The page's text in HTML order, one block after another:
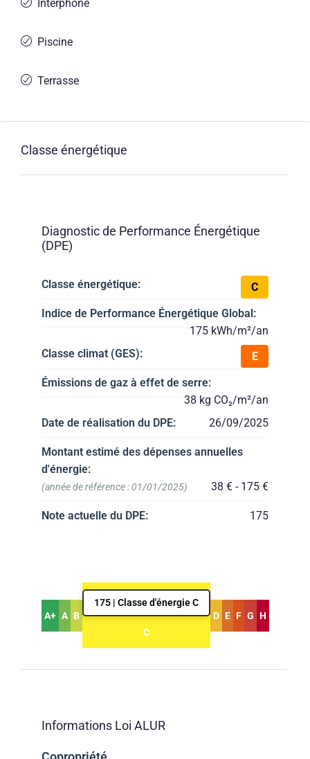
Interphone
Piscine
Terrasse
Classe énergétique
Diagnostic de Performance Énergétique
(DPE)
Classe énergétique:
C
Indice de Performance Énergétique Global:
175 kWh/m²/an
Classe climat (GES):
E
Émissions de gaz à effet de serre:
38 kg CO₂/m²/an
Date de réalisation du DPE:
26/09/2025
Montant estimé des dépenses annuelles
d'énergie:
38 € - 175 €
(année de référence : 01/01/2025)
Note actuelle du DPE: 175
A+ A B
175 | Classe d'énergie C
C
D E F G H
Informations Loi ALUR